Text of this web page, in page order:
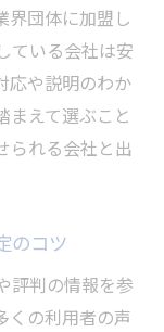
界団体に加盟し
ている会社は安
応や説明のわか
まえて選ぶこと
られる会社と出
のコツ
評判の情報を参
くの利用者の声